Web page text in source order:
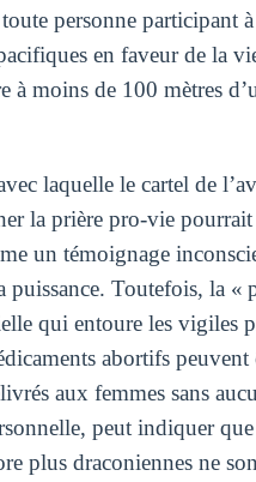
personne participant à
en faveur de la
à moins de 100 mètres
laquelle le cartel de
la prière pro-vie pourrait
un témoignage
puissance. Toutefois, la «
qui entoure les vigiles
abortifs peuvent
aux femmes sans
peut indiquer que
plus draconiennes ne